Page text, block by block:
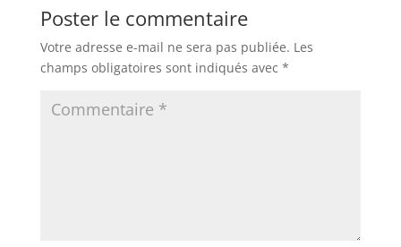
Poster le commentaire
Votre adresse e-mail ne sera pas publiée. Les
champs obligatoires sont indiqués avec *